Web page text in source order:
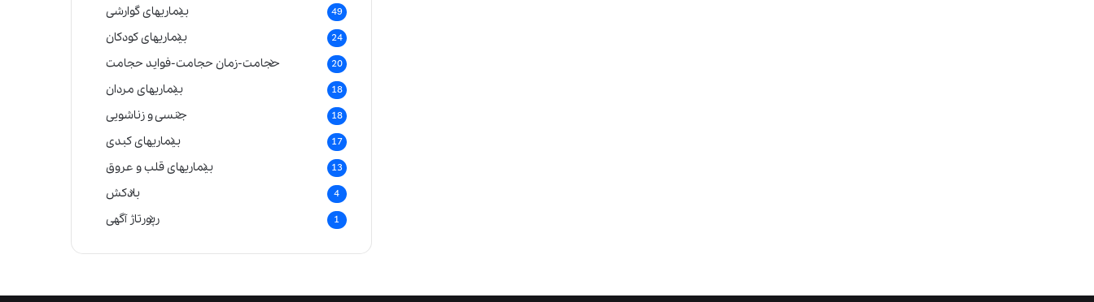
بیماریهای گوارشی 49
بیماریهای کودکان 24
حجامت-زمان حجامت-فواید حجامت 20
بیماریهای مردان 18
جنسی و زناشویی 18
بیماریهای کبدی 17
بیماریهای قلب و عروق 13
بادکش 4
رپورتاژ آگهی 1